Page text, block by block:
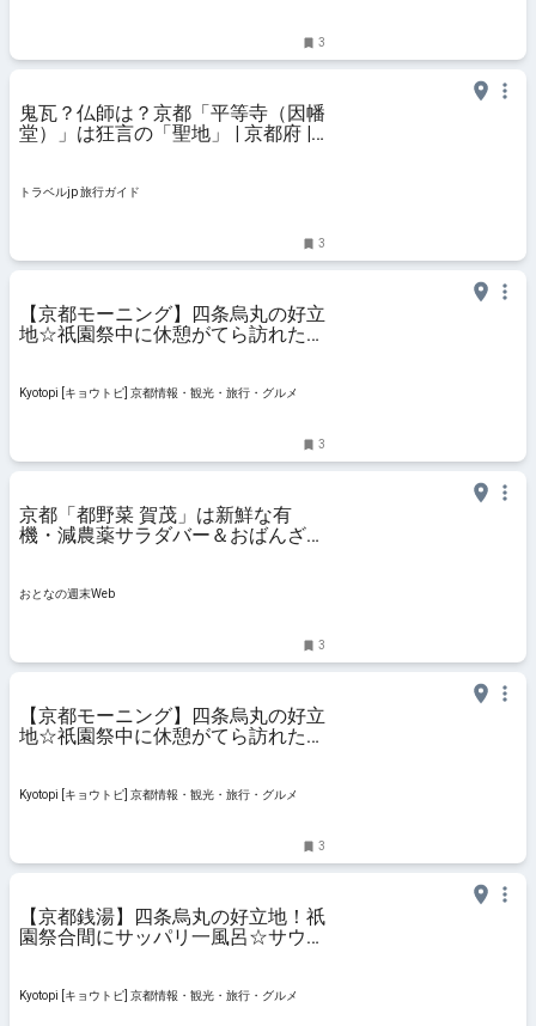
3
鬼瓦？仏師は？京都「平等寺（因幡
堂）」は狂言の「聖地」 | 京都府 |
トラベルjp 旅行ガイド
3
【京都モーニング】四条烏丸の好立
地☆祇園祭中に休憩がてら訪れたい
Kyotopi [キョウトピ] 京都情報・観光・旅行・グルメ
3
京都「都野菜 賀茂」は新鮮な有
機・減農薬サラダバー＆おばんざい
おとなの週末Web
3
【京都モーニング】四条烏丸の好立
地☆祇園祭中に休憩がてら訪れたい
Kyotopi [キョウトピ] 京都情報・観光・旅行・グルメ
3
【京都銭湯】四条烏丸の好立地！祇
園祭合間にサッパリ一風呂☆サウナ
Kyotopi [キョウトピ] 京都情報・観光・旅行・グルメ